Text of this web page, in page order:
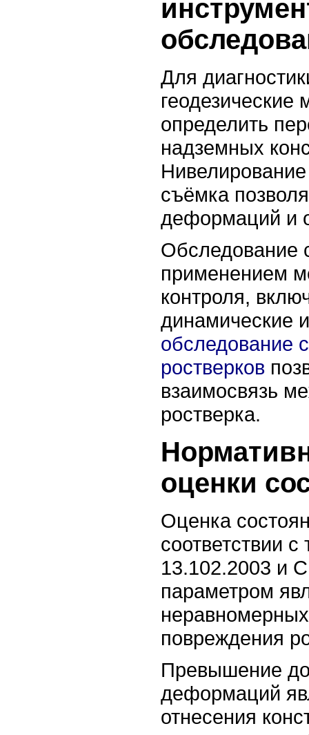
Для
определить
надземных
съёмка
деформаций и
Обследование
применением
контроля,
динамические
обследование
ростверков
взаимосвязь
ростверка.
оценки
Оценка
соответствии
13.102.2003 и
параметром
повреждения
Превышение
деформаций
отнесения